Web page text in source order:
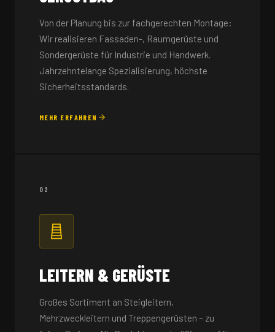
Von der Planung bis zur fachgerechten Montage:
Wir realisieren Fassaden-, Raumgerüste und
Sondergerüste für Industrie und Handwerk.
Jahrzehntelange Spezialisierung, höchste
Sicherheitsstandards.
MEHR ERFAHREN
02
LEITERN & GERÜSTE
Großes Sortiment an Steigleitern,
Mehrzweckleitern und Treppengerüsten – zu